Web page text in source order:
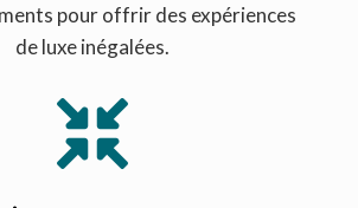
pour offrir des expériences
de luxe inégalées.
